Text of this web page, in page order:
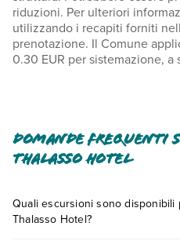
riduzioni. Per ulteriori
utilizzando i recapiti forniti
prenotazione. Il Comune
0.30 EUR per sistemazione, a
check-out posticipato è a
disponibilità È possibile che
completo. Tariffe e depositi
Piscina accessibile dalle
Domande frequenti
Thalasso Hotel
Quali escursioni sono disponibili
Thalasso Hotel?